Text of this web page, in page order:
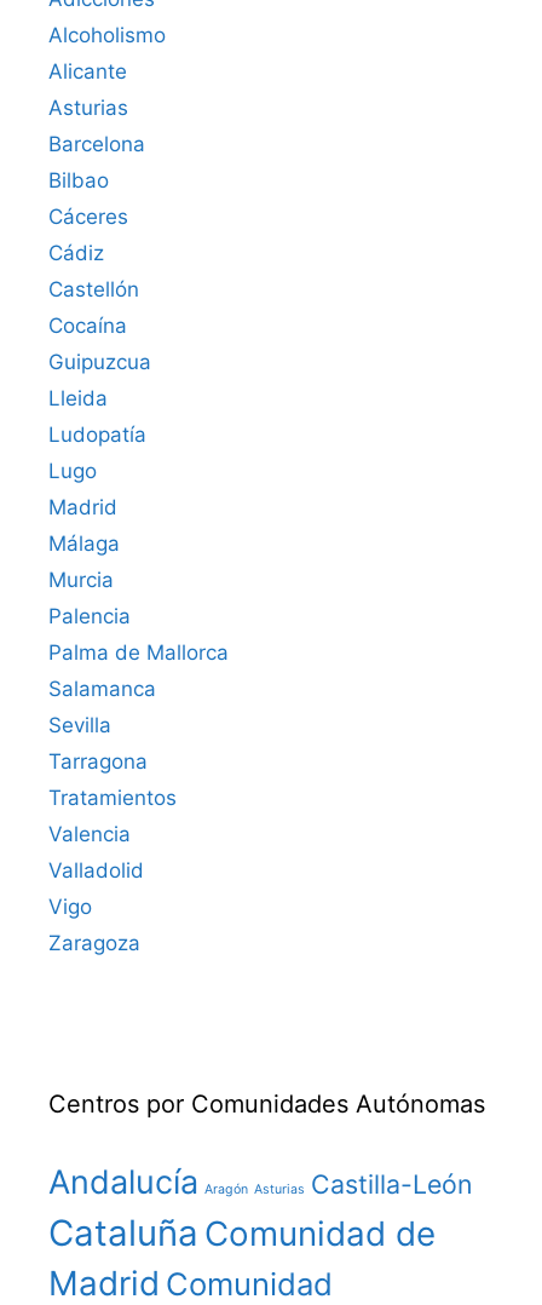
Alcoholismo
Alicante
Asturias
Barcelona
Bilbao
Cáceres‎
Cádiz
Castellón
Cocaína
Guipuzcua
Lleida
Ludopatía
Lugo
Madrid
Málaga
Murcia
Palencia
Palma de Mallorca
Salamanca
Sevilla
Tarragona
Tratamientos
Valencia
Valladolid
Vigo
Zaragoza
Centros por Comunidades Autónomas
Andalucía Aragón Asturias Castilla-León
Cataluña Comunidad de
Madrid Comunidad